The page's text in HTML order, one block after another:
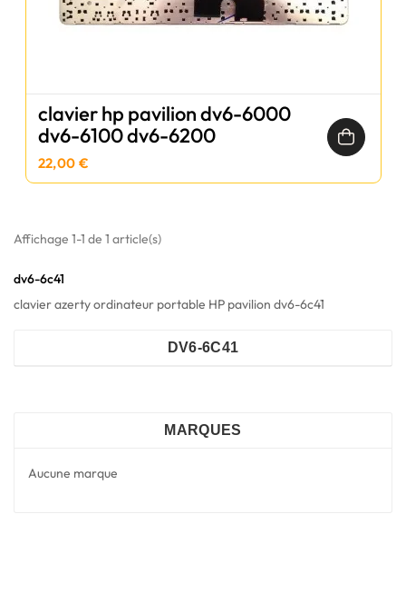
clavier hp pavilion dv6-6000
dv6-6100 dv6-6200
22,00 €
Affichage 1-1 de 1 article(s)
dv6-6c41
clavier azerty ordinateur portable HP pavilion dv6-6c41
DV6-6C41
MARQUES
Aucune marque